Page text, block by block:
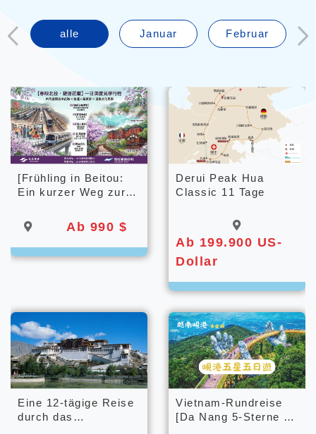
alle Januar Februar
[Frühling in Beitou:
Ein kurzer Weg zur
intensives
Tageserlebnis
Ab 990 $
Derui Peak Hua
Classic 11 Tage
Ab 199.900 US-
Dollar
Eine 12-tägige Reise
durch das
Vietnam-Rundreise
[Da Nang 5-Sterne 5-